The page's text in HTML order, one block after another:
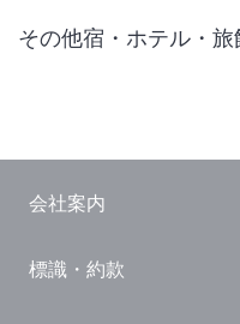
その他宿・ホテル・
国内観光ガイド
会社案内
標識・約款